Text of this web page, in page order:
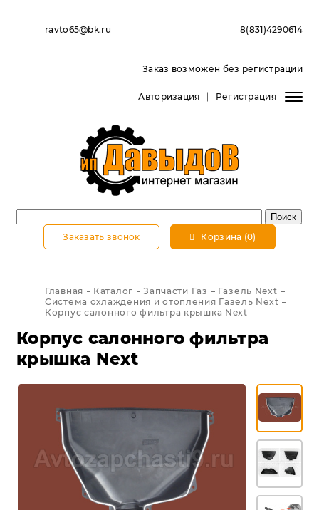
ravto65@bk.ru 8(831)4290614
Заказ возможен без регистрации
Авторизация Регистрация
Заказать звонок Корзина (0)
Главная Каталог Запчасти Газ
Газель Next
Система охлаждения и отопления Газель Next
Корпус салонного фильтра крышка Next
Корпус салонного фильтра
крышка Next